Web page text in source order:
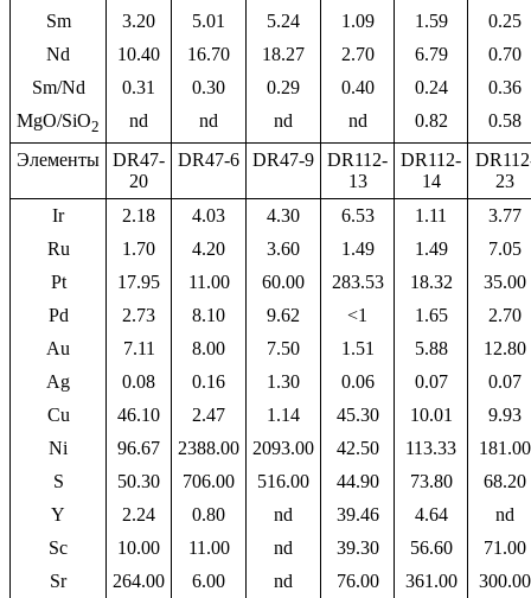
Sm
3.20 5.01 5.24 1.09 1.59
0.25
Nd
10.40 16.70 18.27 2.70 6.79
0.70
Sm/Nd
0.31 0.30 0.29 0.40 0.24
0.36
MgO/SiO2 nd nd nd nd 0.82
0.58
Элементы
DR47-
20
DR47-6 DR47-9
DR112-
13
DR112-
14
23
Ir
2.18 4.03 4.30 6.53 1.11
3.77
Ru
1.70 4.20 3.60 1.49 1.49
7.05
Pt
17.95 11.00 60.00 283.53 18.32
35.00
Pd
2.73 8.10 9.62 <1 1.65
2.70
Au
7.11 8.00 7.50 1.51 5.88
12.80
Ag
0.08 0.16 1.30 0.06 0.07
0.07
Cu
46.10 2.47 1.14 45.30 10.01
9.93
Ni
96.67 2388.00 2093.00 42.50 113.33
181.00
S
50.30 706.00 516.00 44.90 73.80
68.20
Y
2.24 0.80 nd 39.46 4.64
nd
Sc
10.00 11.00 nd 39.30 56.60
71.00
Sr
264.00 6.00 nd 76.00 361.00
300.00